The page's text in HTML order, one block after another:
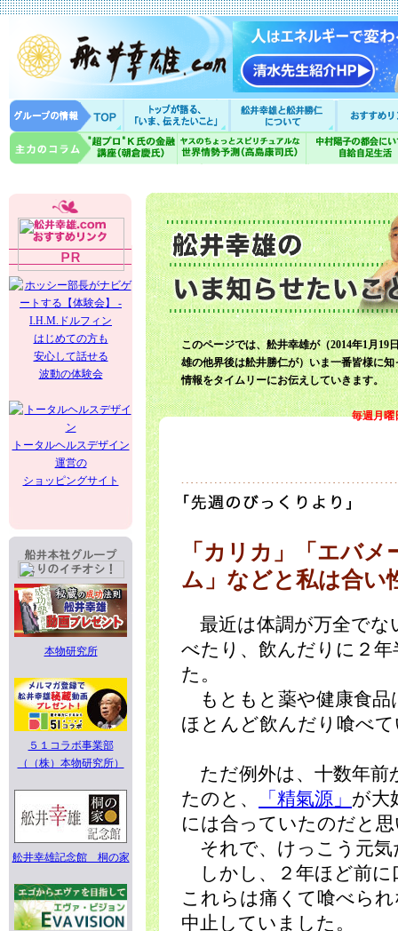
はじめての方も
安心して話せる
波動の体験会
トータルヘルスデザイン
運営の
ショッピングサイト
本物研究所
５１コラボ事業部
（（株）本物研究所）
舩井幸雄記念館 桐の家
このページでは、舩井幸雄が（2014年1月19
雄の他界後は舩井勝仁が）いま一番皆様に知
情報をタイムリーにお伝えしていきます。
毎週月曜
「カリカ」「エバ
ム」などと私は合い
最近は体調が万全でな
べたり、飲んだりに２
た。
もともと薬や健康食品
ほとんど飲んだり喰べ
ただ例外は、十数年前
たのと、
「精氣源」 が大
には合っていたのだと
それで、けっこう元気
しかし、２年ほど前に
これらは痛くて喰べら
中止していました。